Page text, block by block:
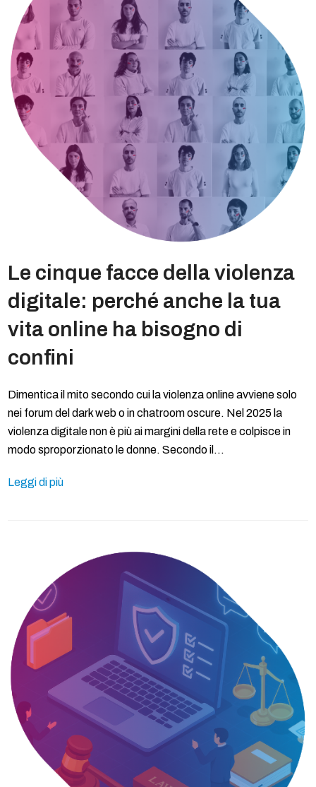
Le cinque facce della violenza
digitale: perché anche la tua
vita online ha bisogno di
confini
Dimentica il mito secondo cui la violenza online avviene solo
nei forum del dark web o in chatroom oscure. Nel 2025 la
violenza digitale non è più ai margini della rete e colpisce in
modo sproporzionato le donne. Secondo il…
Leggi di più